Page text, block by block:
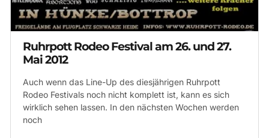
Ruhrpott Rodeo Festival am 26. und 27.
Mai 2012
Auch wenn das Line-Up des diesjährigen Ruhrpott
Rodeo Festivals noch nicht komplett ist, kann es sich
wirklich sehen lassen. In den nächsten Wochen werden
noch